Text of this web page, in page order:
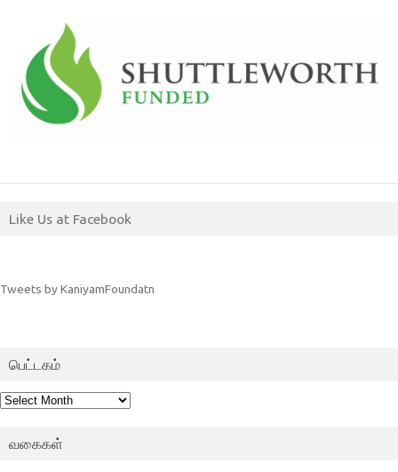
Like Us at Facebook
Tweets by KaniyamFoundatn
பெட்டகம்
பெட்டகம்
வகைகள்